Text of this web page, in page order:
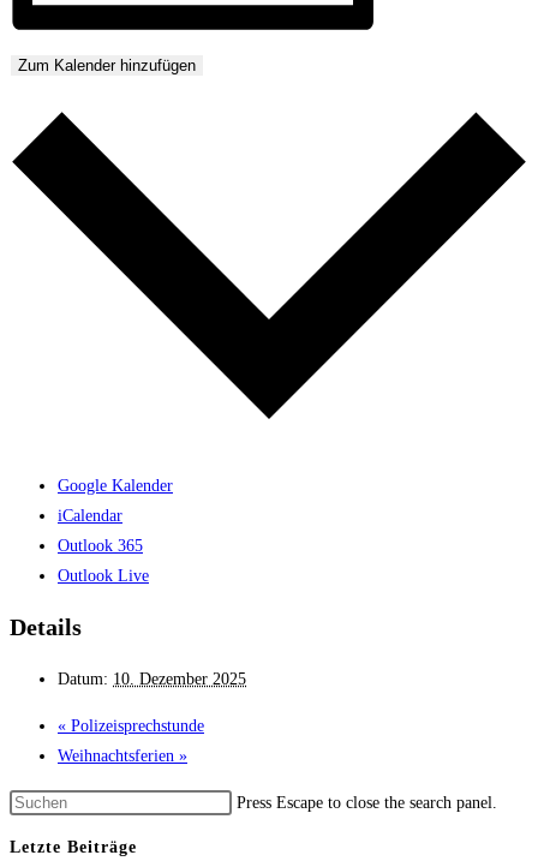
Zum Kalender hinzufügen
Google Kalender
iCalendar
Outlook 365
Outlook Live
Details
Datum: 10. Dezember 2025
« Polizeisprechstunde
Weihnachtsferien »
Press Escape to close the search panel.
Letzte Beiträge